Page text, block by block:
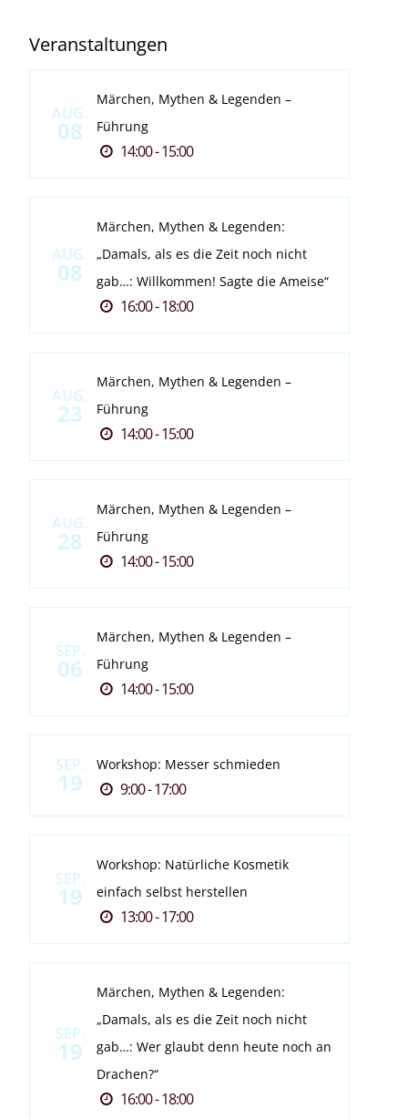
Veranstaltungen
AUG.
08
Märchen, Mythen & Legenden –
Führung
14:00 - 15:00
AUG.
08
Märchen, Mythen & Legenden:
„Damals, als es die Zeit noch nicht
gab…: Willkommen! Sagte die Ameise“
16:00 - 18:00
AUG.
23
Märchen, Mythen & Legenden –
Führung
14:00 - 15:00
AUG.
28
Märchen, Mythen & Legenden –
Führung
14:00 - 15:00
SEP.
06
Märchen, Mythen & Legenden –
Führung
14:00 - 15:00
SEP.
19
Workshop: Messer schmieden
9:00 - 17:00
SEP.
19
Workshop: Natürliche Kosmetik
einfach selbst herstellen
13:00 - 17:00
SEP.
19
Märchen, Mythen & Legenden:
„Damals, als es die Zeit noch nicht
gab…: Wer glaubt denn heute noch an
Drachen?“
16:00 - 18:00